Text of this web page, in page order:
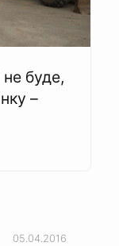
буде,
–
05.04.2016